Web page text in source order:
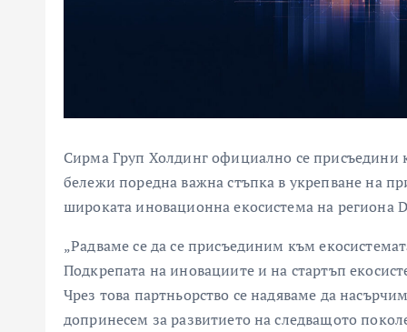
Сирма Груп Холдинг официално се присъедини
бележи поредна важна стъпка в укрепване на
широката иновационна екосистема на региона
„Радваме се да се присъединим към
Подкрепата на иновациите и на стартъп
Чрез това партньорство се надяваме да
допринесем за развитието на следващото